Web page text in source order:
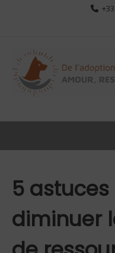
5
diminuer